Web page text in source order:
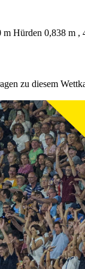
m Hürden 0,838 m
zu diesem